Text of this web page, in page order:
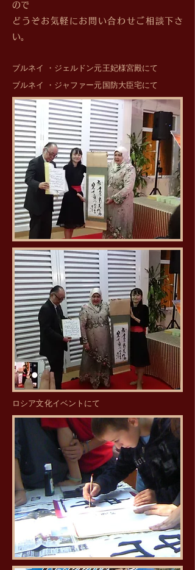
ので
どうぞお気軽にお問い合わせご相談下さ
い。
​ブルネイ ・ジェルドン元王妃様宮殿にて
​ブルネイ ・ジャファー元国防大臣宅にて
​ロシア文化イベントにて